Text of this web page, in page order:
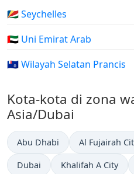
🇸🇨 Seychelles
🇦🇪 Uni Emirat Arab
🇹🇫 Wilayah Selatan Prancis
Kota-kota di zona
Asia/Dubai
Abu Dhabi Al Fujairah
Dubai Khalifah A City